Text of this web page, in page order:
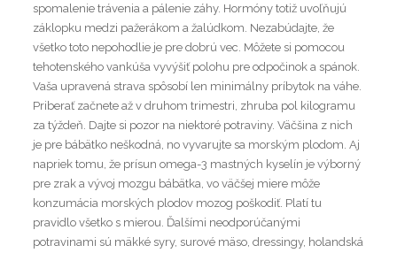
spomalenie trávenia a pálenie záhy. Hormóny totiž uvoľňujú
záklopku medzi pažerákom a žalúdkom. Nezabúdajte, že
všetko toto nepohodlie je pre dobrú vec. Môžete si pomocou
tehotenského vankúša vyvýšiť polohu pre odpočinok a spánok.
Vaša upravená strava spôsobí len minimálny príbytok na váhe.
Priberať začnete až v druhom trimestri, zhruba pol kilogramu
za týždeň. Dajte si pozor na niektoré potraviny. Väčšina z nich
je pre bábätko neškodná, no vyvarujte sa morským plodom. Aj
napriek tomu, že prísun omega-3 mastných kyselín je výborný
pre zrak a vývoj mozgu bábätka, vo väčšej miere môže
konzumácia morských plodov mozog poškodiť. Platí tu
pravidlo všetko s mierou. Ďalšími neodporúčanými
potravinami sú mäkké syry, surové mäso, dressingy, holandská